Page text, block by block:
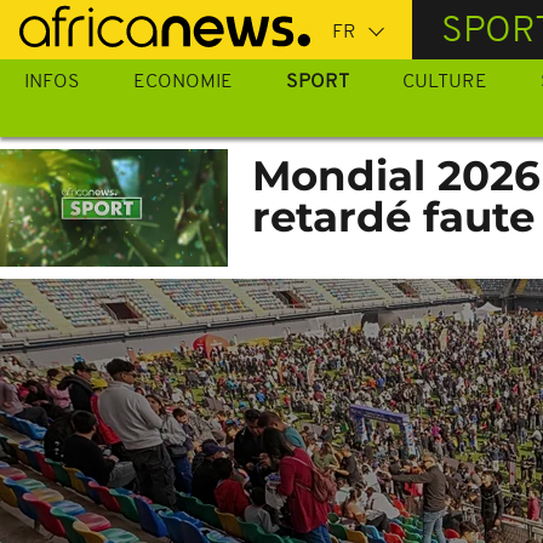
Passer
au
contenu
INFOS ECONOMIE SPORT CULTURE
Mondial
retardé faute